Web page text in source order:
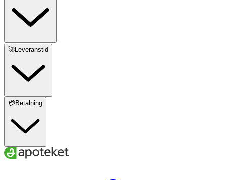
🚀Leveranstid
💳Betalning